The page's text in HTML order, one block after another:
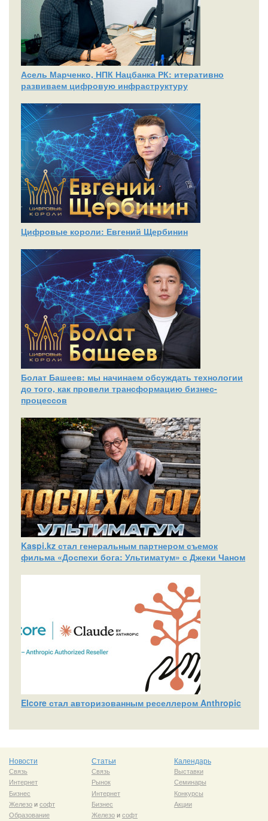
Асель Марченко, НПК Нацбанка РК: итеративно
развиваем цифровую инфраструктуру
Цифровые короли: Евгений Щербинин
Болат Башеев: мы начинаем обсуждать технологии
до того, как провели трансформацию бизнес-
процессов
Kaspi.kz стал генеральным партнером съемок
фильма «Доспехи бога: Ультиматум» с Джеки Чаном
Elcore стал авторизованным реселлером Anthropic
Новости
Связь
Интернет
Бизнес
Железоисофт
Образование
Статьи
Связь
Рынок
Интернет
Бизнес
Железоисофт
Календарь
Выставки
Семинары
Конкурсы
Акции